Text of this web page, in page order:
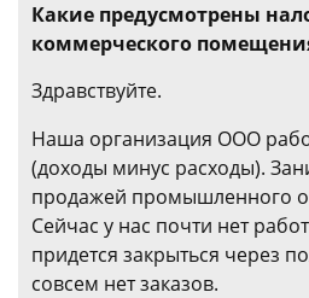
Какие предусмотрены
коммерческого
Здравствуйте.
Наша организация ООО
(доходы минус расходы).
продажей промышленного
Сейчас у нас почти нет
придется закрыться через
совсем нет заказов.